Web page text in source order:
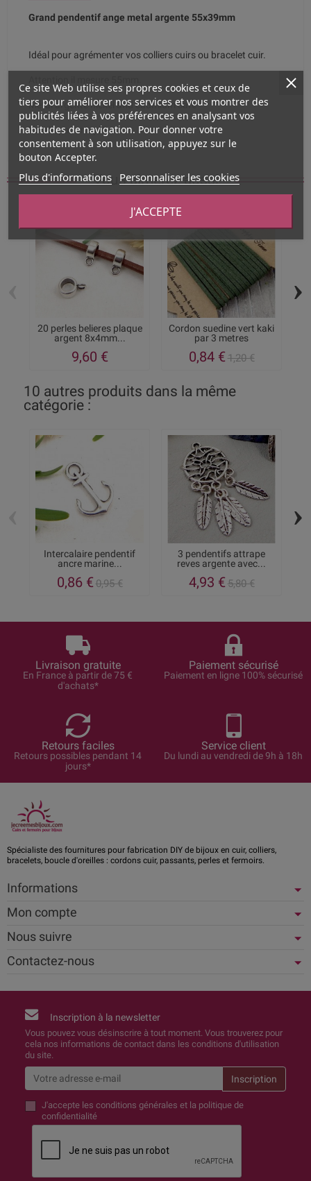
Grand pendentif ange metal argente 55x39mm
Idéal pour agrémenter vos colliers cuirs ou bracelet cuir.
Métal argenté nickel and cadmium safe
Vendu par une pièce.
Vous aimerez aussi
20 perles belieres plaque
argent 8x4mm...
9,60 €
Cordon suedine vert kaki
par 3 metres
0,84 €1,20 €
›
10 autres produits dans la même
catégorie :
Intercalaire pendentif
ancre marine...
0,86 €0,95 €
3 pendentifs attrape
reves argente avec...
4,93 €5,80 €
›
Livraison gratuite
En France à partir de 75 €
d'achats*
Paiement sécurisé
Paiement en ligne 100% sécurisé
Retours faciles
Retours possibles pendant 14
jours*
Service client
Du lundi au vendredi de 9h à 18h
Spécialiste des fournitures pour fabrication DIY de bijoux en cuir, colliers,
bracelets, boucle d'oreilles : cordons cuir, passants, perles et fermoirs.
Informations
Mon compte
Nous suivre
Contactez-nous
Ce site Web utilise ses propres cookies et ceux de
tiers pour améliorer nos services et vous montrer des
publicités liées à vos préférences en analysant vos
habitudes de navigation. Pour donner votre
consentement à son utilisation, appuyez sur le
bouton Accepter.
Plus d'informations Personnaliser les cookies
J'ACCEPTE
Inscription à la newsletter
Vous pouvez vous désinscrire à tout moment. Vous trouverez pour
cela nos informations de contact dans les conditions d'utilisation
du site.
J'accepte les conditions générales et la politique de
confidentialité